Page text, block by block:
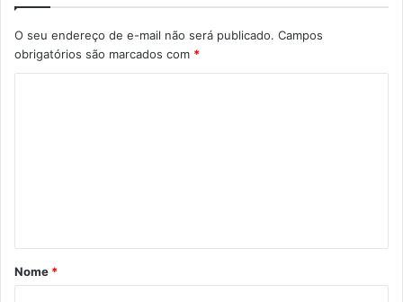
O seu endereço de e-mail não será publicado. Campos
obrigatórios são marcados com *
á
r
Nome *